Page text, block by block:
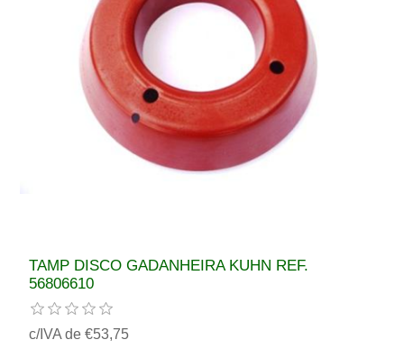
TAMP DISCO GADANHEIRA KUHN REF.
56806610
c/IVA de €53,75